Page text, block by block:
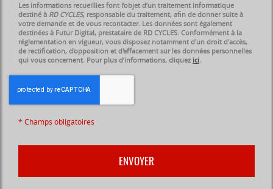
Les informations recueillies font l’objet d’un traitement informatique
destiné à RD CYCLES, responsable du traitement, afin de donner suite à
votre demande et de vous recontacter. Les données sont également
destinées à Futur Digital, prestataire de RD CYCLES. Conformément à la
réglementation en vigueur, vous disposez notamment d'un droit d'accès,
de rectification, d'opposition et d'effacement sur les données personnelles
qui vous concernent. Pour plus d’informations, cliquez ici.
* Champs obligatoires